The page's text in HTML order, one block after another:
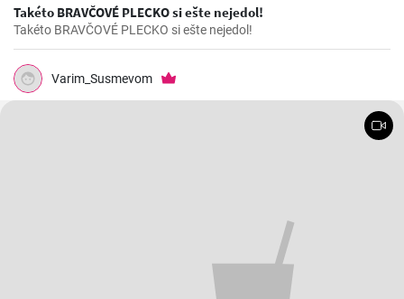
Takéto BRAVČOVÉ PLECKO si ešte nejedol!
Takéto BRAVČOVÉ PLECKO si ešte nejedol!
Varim_Susmevom